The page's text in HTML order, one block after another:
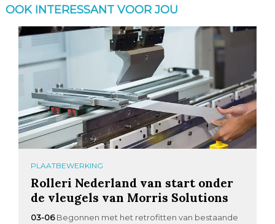
OOK INTERESSANT VOOR JOU
PLAATBEWERKING
Rolleri Nederland van start onder
de vleugels van Morris Solutions
03-06 Begonnen met het retrofitten van bestaande